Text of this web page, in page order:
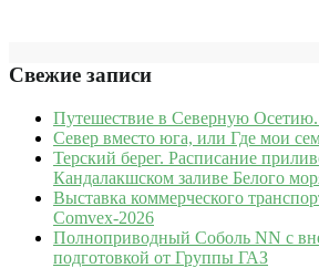
Свежие записи
Путешествие в Северную Осетию.
Север вместо юга, или Где мои
Терский берег. Расписание
Кандалакшском заливе Белого
Выставка коммерческого
Comvex-2026
Полноприводный Соболь NN с
подготовкой от Группы ГАЗ